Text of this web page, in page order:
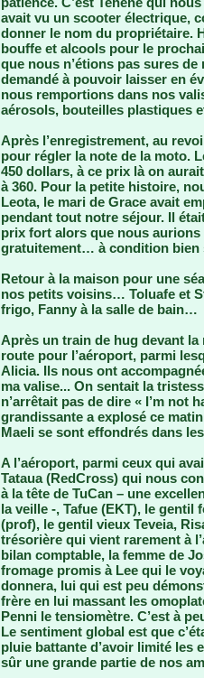
avait vu un scooter électrique,
donner le nom du propriétaire.
bouffe et alcools pour le
que nous n’étions pas sures
demandé à pouvoir laisser en
nous remportions dans nos
aérosols, bouteilles plastiques
Après l’enregistrement, au
pour régler la note de la moto.
450 dollars, à ce prix là on
à 360. Pour la petite histoire,
Leota, le mari de Grace avait
pendant tout notre séjour. Il
prix fort alors que nous
gratuitement… à condition bien
Retour à la maison pour une
nos petits voisins… Toluafe et
frigo, Fanny à la salle de bain…
Après un train de hug devant la
route pour l’aéroport, parmi
Alicia. Ils nous ont
ma valise... On sentait la
n’arrêtait pas de dire « I’m not
grandissante a explosé ce
Maeli se sont effondrés dans
A l’aéroport, parmi ceux qui
Tataua (RedCross) qui nous
à la tête de TuCan – une
la veille -, Tafue (EKT), le
(prof), le gentil vieux Teveia,
trésorière qui vient rarement à
bilan comptable, la femme de
fromage promis à Lee qui le
donnera, lui qui est peu
frère en lui massant les
Penni le tensiomètre. C’est à
Le sentiment global est que
pluie battante d’avoir limité
sûr une grande partie de nos